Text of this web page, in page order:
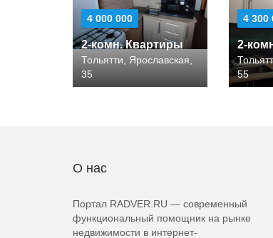
4 000 000
2-комн. Квартиры
Тольятти, Ярославская,
35
4 300
2-
55
О нас
Портал RADVER.RU — современный
функциональный помощник на рынке
недвижимости в интернет-